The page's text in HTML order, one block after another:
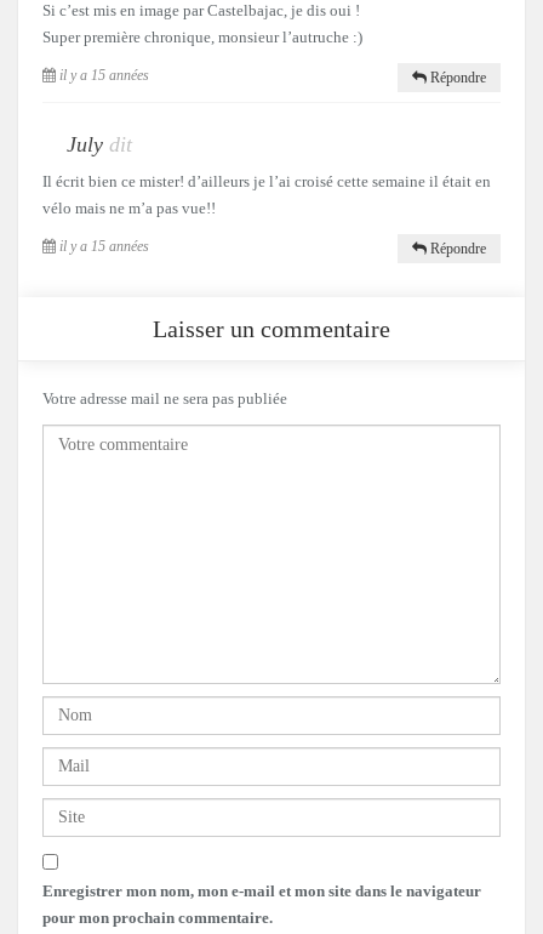
Si c’est mis en image par Castelbajac, je dis oui !
Super première chronique, monsieur l’autruche :)
il y a 15 années Répondre
July dit
Il écrit bien ce mister! d’ailleurs je l’ai croisé cette semaine il était en
vélo mais ne m’a pas vue!!
il y a 15 années Répondre
Laisser un commentaire
Votre adresse mail ne sera pas publiée
Enregistrer mon nom, mon e-mail et mon site dans le navigateur
pour mon prochain commentaire.